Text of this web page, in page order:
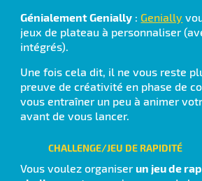
Génialement Genially : Genially
jeux de plateau à personnaliser
intégrés).
Une fois cela dit, il ne vous reste
preuve de créativité en phase de
vous entraîner un peu à animer
avant de vous lancer.
CHALLENGE/JEU DE RAPIDITÉ
Vous voulez organiser un jeu de